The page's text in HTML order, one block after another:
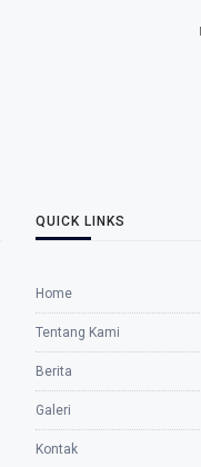
QUICK LINKS
Home
Tentang Kami
Berita
Galeri
Kontak